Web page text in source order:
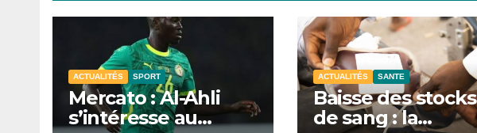
ACTUALITÉS SPORT
Mercato : Al-Ahli
s’intéresse au
ACTUALITÉS SANTE
Baisse des stocks
de sang : la